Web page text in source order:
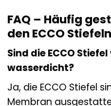
FAQ – Häufig
den ECCO
Sind die ECCO
wasserdicht?
Ja, die ECCO Stiefel
Membran